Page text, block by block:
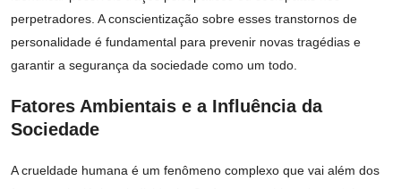
perpetradores. A conscientização sobre esses transtornos de
personalidade é fundamental para prevenir novas tragédias e
garantir a segurança da sociedade como um todo.
Fatores Ambientais e a Influência da
Sociedade
A crueldade humana é um fenômeno complexo que vai além dos